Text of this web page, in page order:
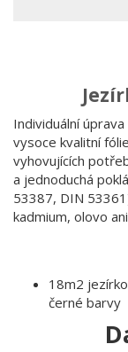
Individuální
vysoce kvalitní
vyhovujících
a jednoduchá
53387, DIN
kadmium, olovo
18m2
černé barvy